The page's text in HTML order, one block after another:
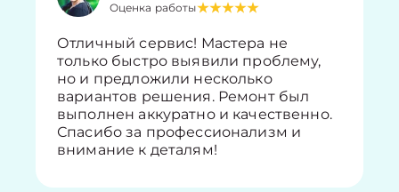
Оценка работы
Отличный сервис! Мастера не
только быстро выявили проблему,
но и предложили несколько
вариантов решения. Ремонт был
выполнен аккуратно и качественно.
Спасибо за профессионализм и
внимание к деталям!